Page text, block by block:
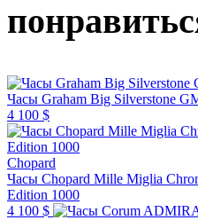
Часы Graham Big Silverstone
4 100 $
Chopard
Часы Chopard Mille Miglia
Edition 1000
4 100 $